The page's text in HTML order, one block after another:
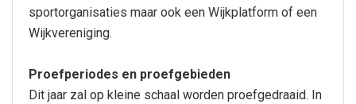
sportorganisaties maar ook een Wijkplatform of een
Wijkvereniging.
Proefperiodes en proefgebieden
Dit jaar zal op kleine schaal worden proefgedraaid. In